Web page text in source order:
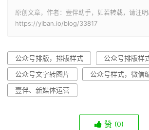
原创文章，作者：壹伴助手，如若转载，请注明
https://yiban.io/blog/33817
公众号排版，排版样式
公众号排版样
公众号文字转图片
公众号样式，微信
壹伴、新媒体运营
赞 (0)